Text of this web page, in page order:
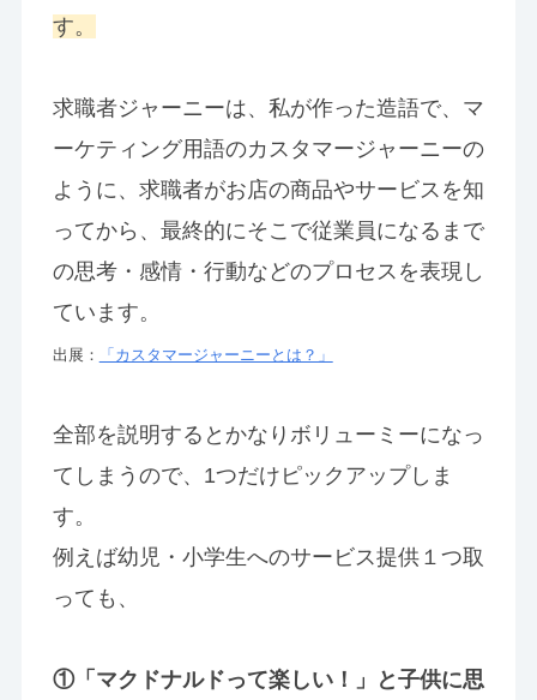
す。
求職者ジャーニーは、私が作った造語で、マ
ーケティング用語のカスタマージャーニーの
ように、求職者がお店の商品やサービスを知
ってから、最終的にそこで従業員になるまで
の思考・感情・行動などのプロセスを表現し
ています。
出展： 「カスタマージャーニーとは？」
全部を説明するとかなりボリューミーになっ
てしまうので、1つだけピックアップしま
す。
例えば幼児・小学生へのサービス提供１つ取
っても、
①「マクドナルドって楽しい！」と子供に思